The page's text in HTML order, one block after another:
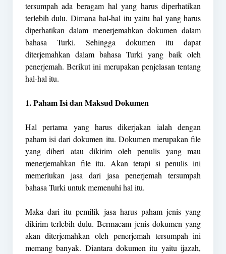
tersumpah ada beragam hal yang harus diperhatikan
terlebih dulu. Dimana hal-hal itu yaitu hal yang harus
diperhatikan dalam menerjemahkan dokumen dalam
bahasa Turki. Sehingga dokumen itu dapat
diterjemahkan dalam bahasa Turki yang baik oleh
penerjemah. Berikut ini merupakan penjelasan tentang
hal-hal itu.
1. Paham Isi dan Maksud Dokumen
Hal pertama yang harus dikerjakan ialah dengan
paham isi dari dokumen itu. Dokumen merupakan file
yang diberi atau dikirim oleh penulis yang mau
menerjemahkan file itu. Akan tetapi si penulis ini
memerlukan jasa dari jasa penerjemah tersumpah
bahasa Turki untuk memenuhi hal itu.
Maka dari itu pemilik jasa harus paham jenis yang
dikirim terlebih dulu. Bermacam jenis dokumen yang
akan diterjemahkan oleh penerjemah tersumpah ini
memang banyak. Diantara dokumen itu yaitu ijazah,